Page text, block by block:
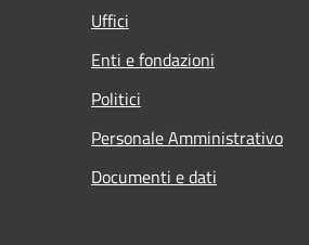
Uffici
Enti e fondazioni
Politici
Personale Amministrativo
Documenti e dati